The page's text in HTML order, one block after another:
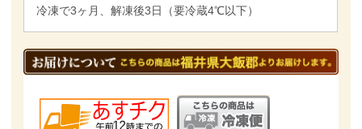
冷凍で3ヶ月、解凍後3日（要冷蔵4℃以下）